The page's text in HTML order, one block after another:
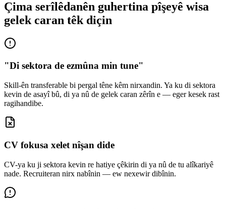
Çima serîlêdanên guhertina pîşeyê wisa
gelek caran têk diçin
"Di sektora de ezmûna min tune"
Skill-ên transferable bi pergal têne kêm nirxandin. Ya ku di sektora
kevin de asayî bû, di ya nû de gelek caran zêrîn e — eger kesek rast
ragihandibe.
CV fokusa xelet nîşan dide
CV-ya ku ji sektora kevin re hatiye çêkirin di ya nû de tu alîkariyê
nade. Recruiteran nirx nabînin — ew nexewir dibînin.